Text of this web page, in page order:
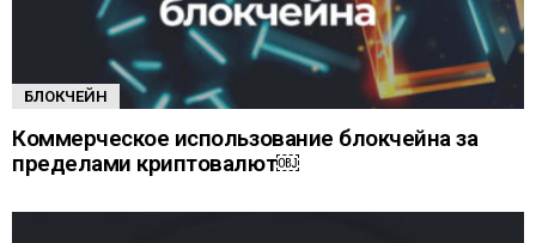
БЛОКЧЕЙН
Коммерческое использование блокчейна за
пределами криптовалют￼